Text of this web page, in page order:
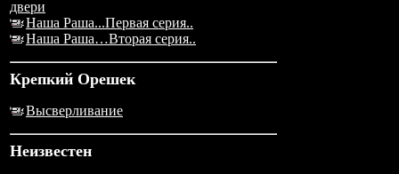
двери
Наша Раша...Первая серия..
Наша Раша…Вторая серия..
Крепкий Орешек
Высверливание
Неизвестен